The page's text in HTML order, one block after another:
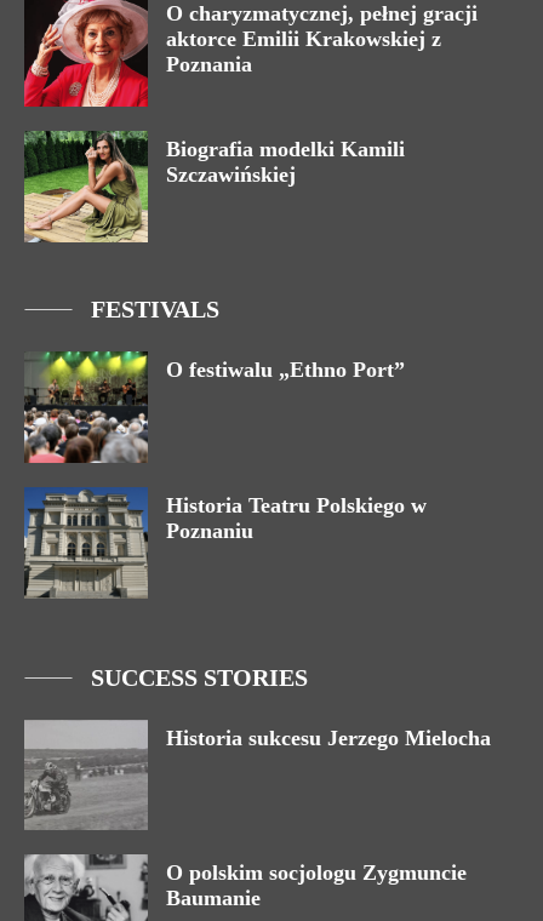
O charyzmatycznej, pełnej gracji
aktorce Emilii Krakowskiej z
Poznania
Biografia modelki Kamili
Szczawińskiej
FESTIVALS
O festiwalu „Ethno Port”
Historia Teatru Polskiego w
Poznaniu
SUCCESS STORIES
Historia sukcesu Jerzego Mielocha
O polskim socjologu Zygmuncie
Baumanie